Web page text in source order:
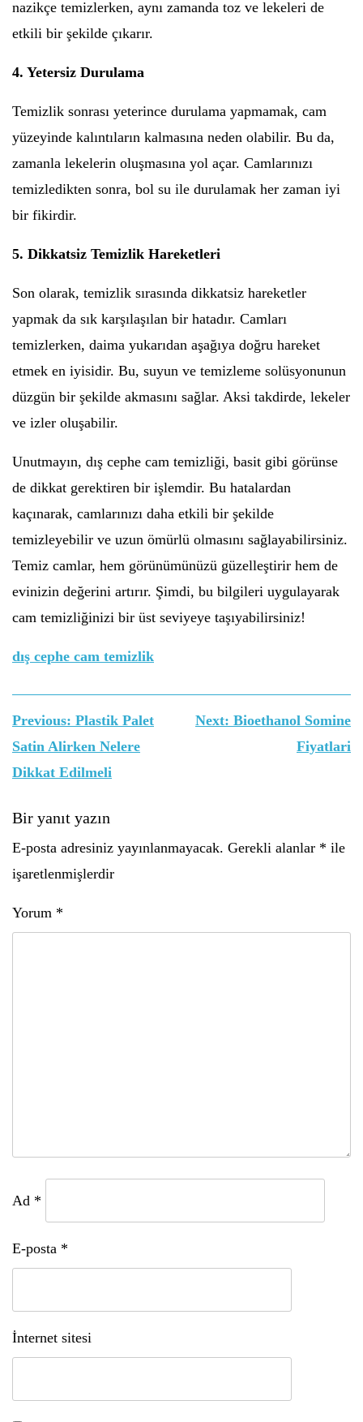
nazikçe temizlerken, aynı zamanda toz ve lekeleri de
etkili bir şekilde çıkarır.
4. Yetersiz Durulama
Temizlik sonrası yeterince durulama yapmamak, cam
yüzeyinde kalıntıların kalmasına neden olabilir. Bu da,
zamanla lekelerin oluşmasına yol açar. Camlarınızı
temizledikten sonra, bol su ile durulamak her zaman iyi
bir fikirdir.
5. Dikkatsiz Temizlik Hareketleri
Son olarak, temizlik sırasında dikkatsiz hareketler
yapmak da sık karşılaşılan bir hatadır. Camları
temizlerken, daima yukarıdan aşağıya doğru hareket
etmek en iyisidir. Bu, suyun ve temizleme solüsyonunun
düzgün bir şekilde akmasını sağlar. Aksi takdirde, lekeler
ve izler oluşabilir.
Unutmayın, dış cephe cam temizliği, basit gibi görünse
de dikkat gerektiren bir işlemdir. Bu hatalardan
kaçınarak, camlarınızı daha etkili bir şekilde
temizleyebilir ve uzun ömürlü olmasını sağlayabilirsiniz.
Temiz camlar, hem görünümünüzü güzelleştirir hem de
evinizin değerini artırır. Şimdi, bu bilgileri uygulayarak
cam temizliğinizi bir üst seviyeye taşıyabilirsiniz!
dış cephe cam temizlik
Yazı
gezinmesi
Previous: Plastik Palet
Satin Alirken Nelere
Dikkat Edilmeli
Next: Bioethanol Somine
Fiyatlari
Bir yanıt yazın
E-posta adresiniz yayınlanmayacak. Gerekli alanlar * ile
işaretlenmişlerdir
Yorum *
Ad *
E-posta *
İnternet sitesi